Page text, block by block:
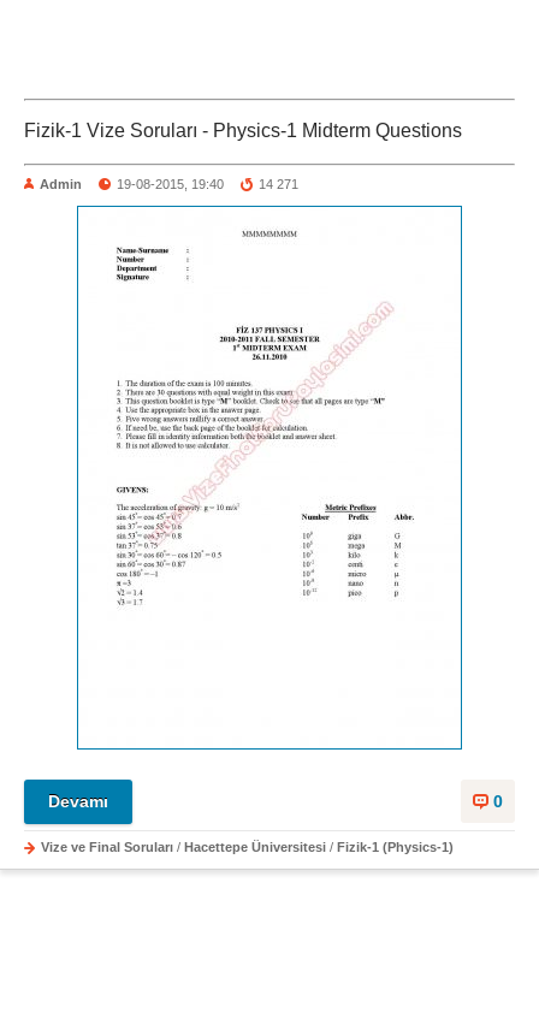
Fizik-1 Vize Soruları - Physics-1 Midterm Questions
Admin 19-08-2015, 19:40 14 271
0
Devamı
Vize ve Final Soruları / Hacettepe Üniversitesi / Fizik-1 (Physics-1)